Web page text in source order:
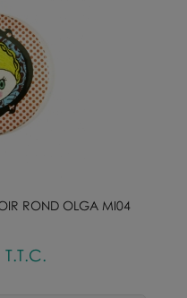
ROND OLGA MI04
T.T.C.